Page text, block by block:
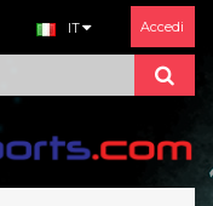
Accedi
IT